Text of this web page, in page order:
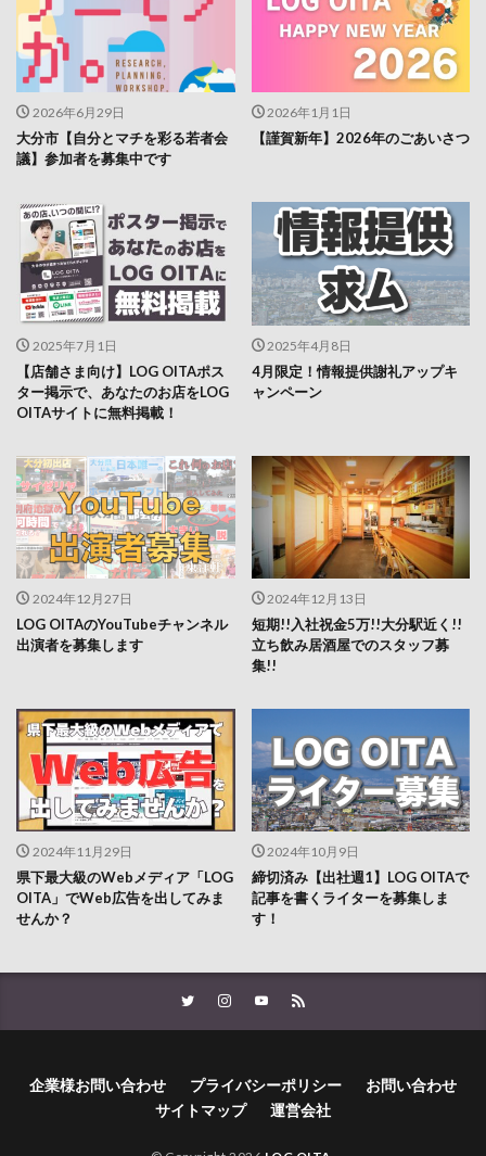
2026年6月29日
大分市【自分とマチを彩る若者会
議】参加者を募集中です
2026年1月1日
【謹賀新年】2026年のごあいさつ
2025年7月1日
【店舗さま向け】LOG OITAポス
ター掲示で、あなたのお店をLOG
OITAサイトに無料掲載！
2025年4月8日
4月限定！情報提供謝礼アップキ
ャンペーン
2024年12月27日
LOG OITAのYouTubeチャンネル
出演者を募集します
2024年12月13日
短期!!入社祝金5万!!大分駅近く!!
立ち飲み居酒屋でのスタッフ募
集!!
2024年11月29日
県下最大級のWebメディア「LOG
OITA」でWeb広告を出してみま
せんか？
2024年10月9日
締切済み【出社週1】LOG OITAで
記事を書くライターを募集しま
す！
企業様お問い合わせ プライバシーポリシー
お問い合わせ
サイトマップ
運営会社